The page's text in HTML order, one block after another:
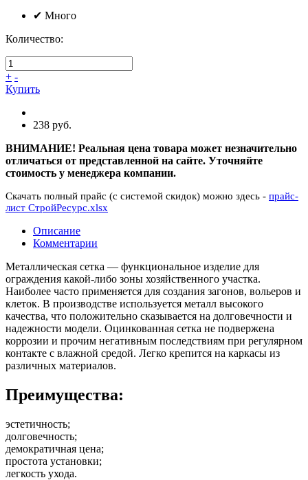
✔ Много
Количество:
+ -
Купить
238 руб.
ВНИМАНИЕ! Реальная цена товара может незначительно
отличаться от представленной на сайте. Уточняйте
стоимость у менеджера компании.
Скачать полный прайс (с системой скидок) можно здесь - прайс-
лист СтройРесурс.xlsx
Описание
Комментарии
Металлическая сетка — функциональное изделие для
ограждения какой-либо зоны хозяйственного участка.
Наиболее часто применяется для создания загонов, вольеров и
клеток. В производстве используется металл высокого
качества, что положительно сказывается на долговечности и
надежности модели. Оцинкованная сетка не подвержена
коррозии и прочим негативным последствиям при регулярном
контакте с влажной средой. Легко крепится на каркасы из
различных материалов.
Преимущества:
эстетичность;
долговечность;
демократичная цена;
простота установки;
легкость ухода.